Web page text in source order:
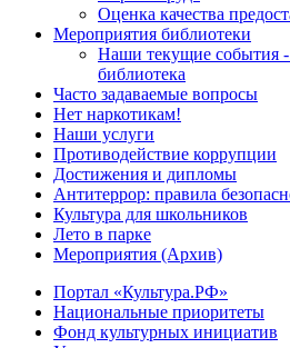
Оценка качества
Мероприятия библиотеки
Наши текущие события -
библиотека
Часто задаваемые вопросы
Нет наркотикам!
Наши услуги
Противодействие коррупции
Достижения и дипломы
Антитеррор: правила
Культура для школьников
Лето в парке
Мероприятия (Архив)
Портал «Культура.РФ»
Национальные приоритеты
Фонд культурных инициатив